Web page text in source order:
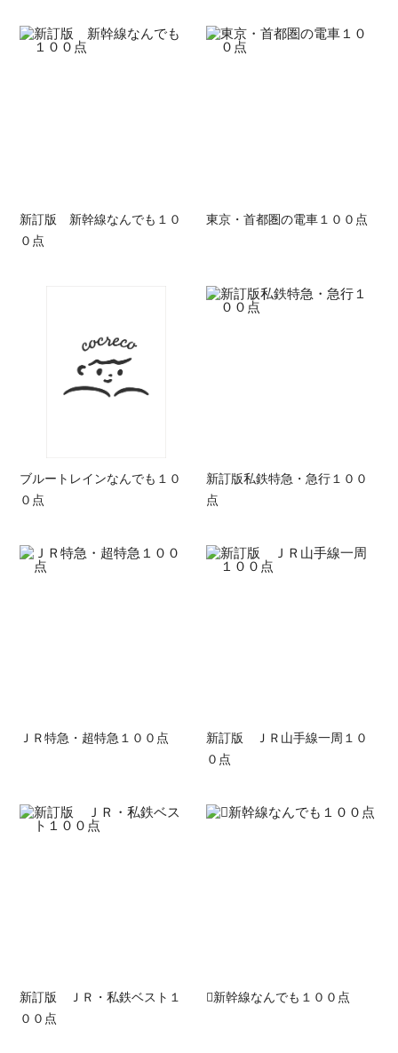
新訂版 新幹線なんでも１０
０点
東京・首都圏の電車１００点
ブルートレインなんでも１０
０点
新訂版私鉄特急・急行１００
点
ＪＲ特急・超特急１００点
新訂版 ＪＲ山手線一周１０
０点
新訂版 ＪＲ・私鉄ベスト１
００点
新幹線なんでも１００点